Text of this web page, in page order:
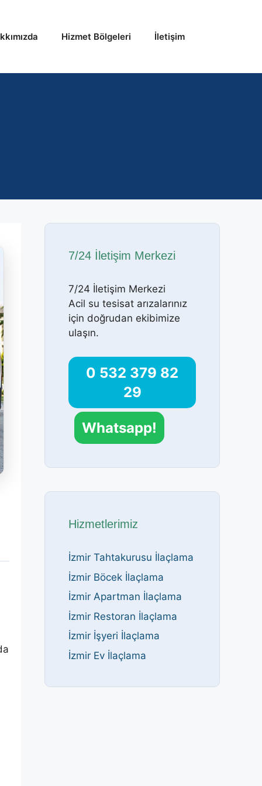
Hizmet Bölgeleri İletişim
7/24 İletişim Merkezi
7/24 İletişim Merkezi
Acil su tesisat arızalarınız
için doğrudan ekibimize
ulaşın.
0 532 379 82
29
Whatsapp!
Hizmetlerimiz
İzmir Tahtakurusu İlaçlama
İzmir Böcek İlaçlama
İzmir Apartman İlaçlama
İzmir Restoran İlaçlama
İzmir İşyeri İlaçlama
İzmir Ev İlaçlama